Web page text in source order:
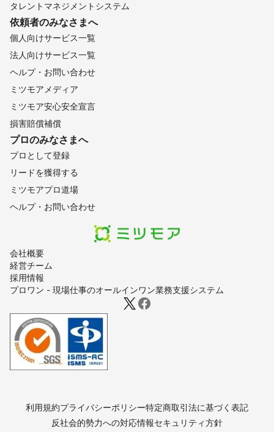
会社概要
経営チーム
採用情報
プロワン - 現場仕事のオールインワン業務支援システム
タレントマネジメントシステム
依頼者のみなさまへ
個人向けサービス一覧
法人向けサービス一覧
ヘルプ・お問い合わせ
ミツモアメディア
ミツモア安心安全宣言
損害賠償補償
プロのみなさまへ
プロとして登録
リードを獲得する
ミツモアプロ道場
ヘルプ・お問い合わせ
利用規約プライバシーポリシー特定商取引法に基づく表記
反社会的勢力への対応情報セキュリティ方針